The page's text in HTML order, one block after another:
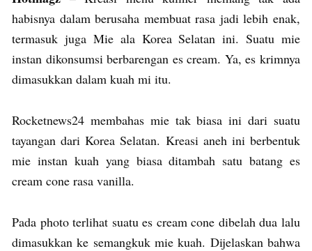
habisnya dalam berusaha membuat rasa jadi lebih enak,
termasuk juga Mie ala Korea Selatan ini. Suatu mie
instan dikonsumsi berbarengan es cream. Ya, es krimnya
dimasukkan dalam kuah mi itu.
Rocketnews24 membahas mie tak biasa ini dari suatu
tayangan dari Korea Selatan. Kreasi aneh ini berbentuk
mie instan kuah yang biasa ditambah satu batang es
cream cone rasa vanilla.
Pada photo terlihat suatu es cream cone dibelah dua lalu
dimasukkan ke semangkuk mie kuah. Dijelaskan bahwa